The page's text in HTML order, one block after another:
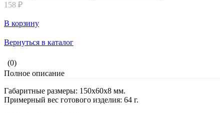
158 ₽
В корзину
Вернуться в каталог
(0)
Полное описание
Габаритные размеры: 150x60x8 мм.
Примерный вес готового изделия: 64 г.